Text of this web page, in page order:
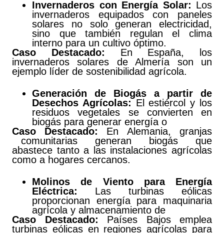
Invernaderos con Energía Solar: Los
invernaderos equipados con paneles
solares no solo generan electricidad,
sino que también regulan el clima
interno para un cultivo óptimo.
Caso Destacado: En España, los
invernaderos solares de Almería son un
ejemplo líder de sostenibilidad agrícola.
Generación
de Biogás
a partir de
Desechos Agrícolas: El estiércol y los
residuos vegetales se convierten en
biogás para generar energía o
Caso Destacado: En Alemania, granjas
comunitarias generan biogás que
abastece tanto a las instalaciones agrícolas
como a hogares cercanos.
Molinos
de Viento para
Energía
Eléctrica: Las turbinas eólicas
proporcionan energía para maquinaria
agrícola y almacenamiento de
Caso Destacado: Países Bajos emplea
turbinas eólicas en regiones agrícolas para